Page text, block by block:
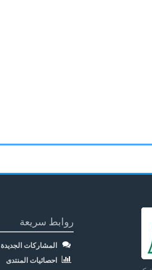
روابط سريعة
المشاركات الجديدة
احصائيات المنتدى